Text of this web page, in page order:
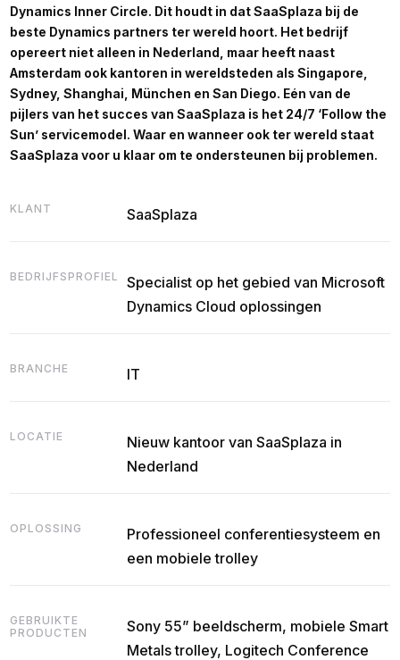
Dynamics Inner Circle. Dit houdt in dat SaaSplaza bij de
beste Dynamics partners ter wereld hoort. Het bedrijf
opereert niet alleen in Nederland, maar heeft naast
Amsterdam ook kantoren in wereldsteden als Singapore,
Sydney, Shanghai, München en San Diego. Eén van de
pijlers van het succes van SaaSplaza is het 24/7 ‘Follow the
Sun’ servicemodel. Waar en wanneer ook ter wereld staat
SaaSplaza voor u klaar om te ondersteunen bij problemen.
KLANT SaaSplaza
BEDRIJFSPROFIEL
Specialist op het gebied van Microsoft
Dynamics Cloud oplossingen
BRANCHE IT
LOCATIE
Nieuw kantoor van SaaSplaza in
Nederland
OPLOSSING
Professioneel conferentiesysteem en
een mobiele trolley
GEBRUIKTE
PRODUCTEN
Sony 55” beeldscherm, mobiele Smart
Metals trolley, Logitech Conference